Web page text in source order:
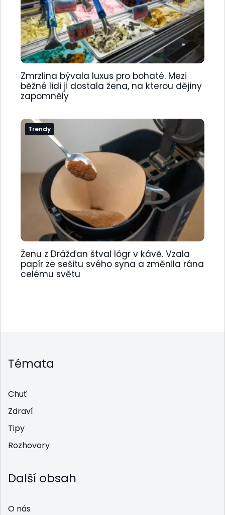
Zmrzlina bývala luxus pro bohaté. Mezi
běžné lidi ji dostala žena, na kterou dějiny
zapomněly
Trendy
Ženu z Drážďan štval lógr v kávě. Vzala
papír ze sešitu svého syna a změnila rána
celému světu
Témata
Chuť
Zdraví
Tipy
Rozhovory
Další obsah
O nás